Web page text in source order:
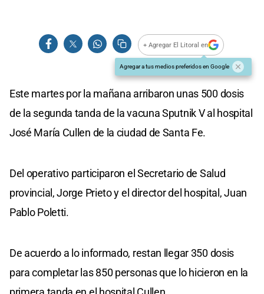
+ Agregar El Litoral en
Agregar a tus medios preferidos en Google
Este martes por la mañana arribaron unas 500 dosis
de la segunda tanda de la vacuna Sputnik V al hospital
José María Cullen de la ciudad de Santa Fe.
Del operativo participaron el Secretario de Salud
provincial, Jorge Prieto y el director del hospital, Juan
Pablo Poletti.
De acuerdo a lo informado, restan llegar 350 dosis
para completar las 850 personas que lo hicieron en la